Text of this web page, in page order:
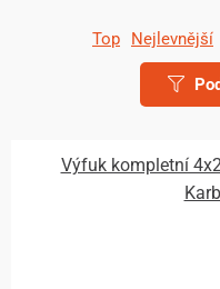
Top Nejlevnější
Výfuk kompletní